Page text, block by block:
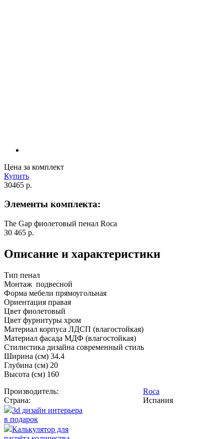
Цена за комплект
Купить
30465 р.
Элементы комплекта:
The Gap фиолетовый пенал Roca
30 465 р.
Описание и характеристики
Тип пенал
Монтаж подвесной
Форма мебели прямоугольная
Ориентация правая
Цвет фиолетовый
Цвет фурнитуры хром
Материал корпуса ЛДСП (влагостойкая)
Материал фасада МДФ (влагостойкая)
Стилистика дизайна современный стиль
Ширина (см) 34.4
Глубина (см) 20
Высота (см) 160
Производитель:
Roca
Страна:
Испания
3d дизайн интерьера
в подарок
Калькулятор для